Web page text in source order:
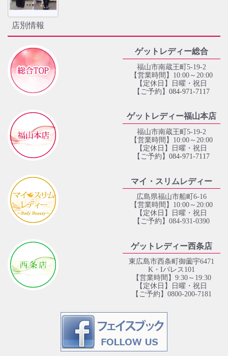
店別情報
ゲットレディー総合
福山市南蔵王町5-19-2
【営業時間】10:00～20:00
【定休日】日曜・祝日
【ご予約】 084‐971‐7117
ゲットレディー福山本店
福山市南蔵王町5-19-2
【営業時間】10:00～20:00
【定休日】日曜・祝日
【ご予約】 084‐971‐7117
マイ・スリムレディー
広島県福山市船町6-16
【営業時間】10:00～20:00
【定休日】日曜・祝日
【ご予約】084-931-0390
ゲットレディー西条店
東広島市西条町御薗宇6471
K・Iパレス101
【営業時間】9:30～19:30
【定休日】日曜・祝日
【ご予約】0800-200-7181